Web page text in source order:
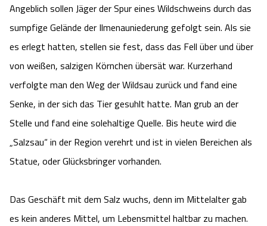
Videos
Angebote
Kontakt
Naturhotels
Urlaub mit Hund
Urlaub auf dem Bauernhof
Landschaftsführungen
Veranstaltungen
Das verrückte Haus
Abenteuerland Trampolin-Park
Adventure District Bispingen
Unterkünfte
Ausflugsziele
Angeblich sollen Jäger der Spur eines Wildschweins durch das
sumpfige Gelände der Ilmenauniederung gefolgt sein. Als sie
es erlegt hatten, stellen sie fest, dass das Fell über und über
von weißen, salzigen Körnchen übersät war. Kurzerhand
verfolgte man den Weg der Wildsau zurück und fand eine
Senke, in der sich das Tier gesuhlt hatte. Man grub an der
Stelle und fand eine solehaltige Quelle. Bis heute wird die
„Salzsau“ in der Region verehrt und ist in vielen Bereichen als
Statue, oder Glücksbringer vorhanden.
Das Geschäft mit dem Salz wuchs, denn im Mittelalter gab
es kein anderes Mittel, um Lebensmittel haltbar zu machen.